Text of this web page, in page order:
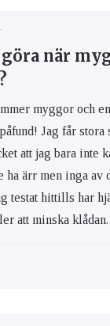
göra när
myggor och
Jag får stora
att jag bara inte
ärr men inga av
testat hittills har
att minska